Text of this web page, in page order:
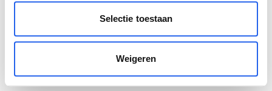
Selectie toestaan
Weigeren